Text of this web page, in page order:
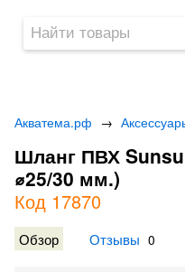
Акватема.рф →
Шланг ПВХ
⌀25/30 мм.)
Код 17870
Обзор Отзывы 0